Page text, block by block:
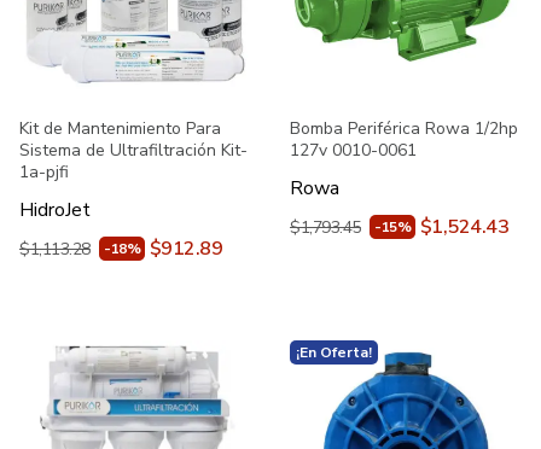
Kit de Mantenimiento Para
Sistema de Ultrafiltración Kit-
1a-pjfi
HidroJet
$1,113.28 -18% $912.89
Bomba Periférica Rowa 1/2hp
127v 0010-0061
Rowa
$1,793.45 -15% $1,524.43
¡En Oferta!